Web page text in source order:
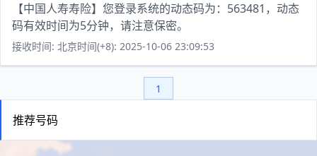
【中国人寿寿险】您登录系统的动态码为：563481，动态
码有效时间为5分钟，请注意保密。
接收时间: 北京时间(+8): 2025-10-06 23:09:53
1
推荐号码